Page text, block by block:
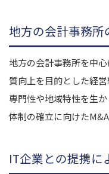
地方の会計事務
地方の会計事務所を中
質向上を目的とした経
専門性や地域特性を生
体制の確立に向けた
IT企業との提携に